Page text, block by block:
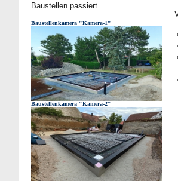
Baustellen passiert.
Baustellenkamera "Kamera-1"
Baustellenkamera "Kamera-2"